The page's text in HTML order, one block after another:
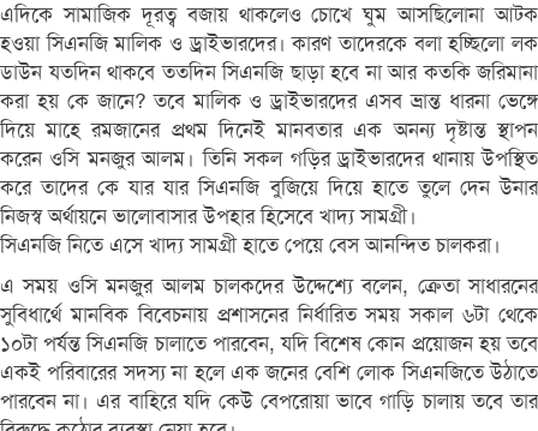
এদিকে সামাজিক দূরত্ব বজায় থাকলেও চোখে ঘুম আসছিলোনা আটক
হওয়া সিএনজি মালিক ও ড্রাইভারদের। কারণ তাদেরকে বলা হচ্ছিলো লক
ডাউন যতদিন থাকবে ততদিন সিএনজি ছাড়া হবে না আর কতকি জরিমানা
করা হয় কে জানে? তবে মালিক ও ড্রাইভারদের এসব ভ্রান্ত ধারনা ভেঙ্গে
দিয়ে মাহে রমজানের প্রথম দিনেই মানবতার এক অনন্য দৃষ্টান্ত স্থাপন
করেন ওসি মনজুর আলম। তিনি সকল গড়ির ড্রাইভারদের থানায় উপস্থিত
করে তাদের কে যার যার সিএনজি বুজিয়ে দিয়ে হাতে তুলে দেন উনার
নিজস্ব অর্থায়নে ভালোবাসার উপহার হিসেবে খাদ্য সামগ্রী।
সিএনজি নিতে এসে খাদ্য সামগ্রী হাতে পেয়ে বেস আনন্দিত চালকরা।
এ সময় ওসি মনজুর আলম চালকদের উদ্দেশ্যে বলেন, ক্রেতা সাধারনের
সুবিধার্থে মানবিক বিবেচনায় প্রশাসনের নির্ধারিত সময় সকাল ৬টা থেকে
১০টা পর্যন্ত সিএনজি চালাতে পারবেন, যদি বিশেষ কোন প্রয়োজন হয় তবে
একই পরিবারের সদস্য না হলে এক জনের বেশি লোক সিএনজিতে উঠাতে
পারবেন না। এর বাহিরে যদি কেউ বেপরোয়া ভাবে গাড়ি চালায় তবে তার